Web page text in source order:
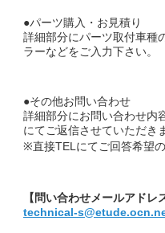
●パーツ購入・お見積り
詳細部分にパーツ取付車種
ラーなどをご入力下さい。
●その他お問い合わせ
詳細部分にお問い合わせ内
にてご返信させていただき
※直接TELにてご回答希望
【問い合わせメールアドレ
technical-